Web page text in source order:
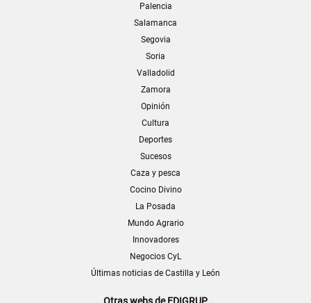
Palencia
Salamanca
Segovia
Soria
Valladolid
Zamora
Opinión
Cultura
Deportes
Sucesos
Caza y pesca
Cocino Divino
La Posada
Mundo Agrario
Innovadores
Negocios CyL
Últimas noticias de Castilla y León
Otras webs de EDIGRUP